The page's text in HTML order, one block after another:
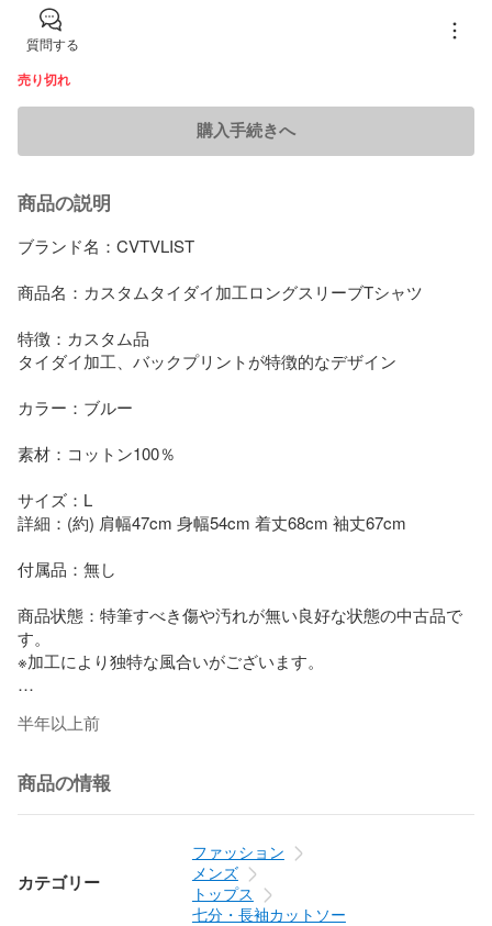
質問する
売り切れ
購入手続きへ
商品の説明
ブランド名：CVTVLIST
商品名：カスタムタイダイ加工ロングスリーブTシャツ
特徴：カスタム品
タイダイ加工、バックプリントが特徴的なデザイン
カラー：ブルー
素材：コットン100％
サイズ：L
詳細：(約) 肩幅47cm 身幅54cm 着丈68cm 袖丈67cm
付属品：無し
商品状態：特筆すべき傷や汚れが無い良好な状態の中古品で
す。
※加工により独特な風合いがございます。
半年以上前
商品の情報
カテゴリー
ファッション
メンズ
トップス
七分・長袖カットソー